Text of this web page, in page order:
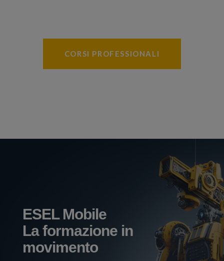
CORSI PROFESSIONALI
ESEL Mobile
La formazione in
movimento